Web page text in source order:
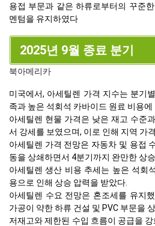
용접 부문과 같은 하류로부터의 꾸준
멘텀을 유지하였다
2025년 9월 종료 분기
북아메리카
미국에서, 아세틸렌 가격 지수는 분기
족과 높은 석회석 카바이드 원료 비용에
아세틸렌 현물 가격은 낮은 재고 수준
서 강세를 보였으며, 이로 인해 지역 가
아세틸렌 가격 전망은 자동차 및 용접
동을 상쇄하면서 4분기까지 완만한 상
아세틸렌 생산 비용 추세는 높은 석회
용으로 인해 상승 압력을 받았다.
아세틸렌 수요 전망은 혼조세를 유지
가공이 약한 하류 건설 및 PVC 부문을
저재고와 제한된 수입 흐름이 공급을